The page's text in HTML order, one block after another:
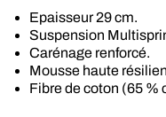
Epaisseur 29 cm.
Suspension
Carénage renforcé.
Mousse haute
Fibre de coton (65 %